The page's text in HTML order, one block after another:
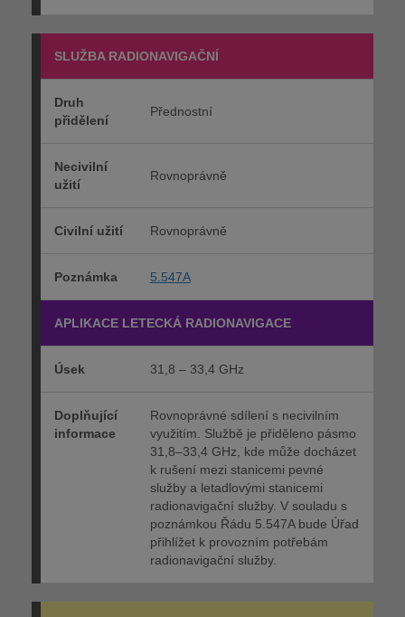
SLUŽBA RADIONAVIGAČNÍ
Druh
přidělení
Přednostní
Necivilní
užití
Rovnoprávně
Civilní užití Rovnoprávně
Poznámka 5.547A
APLIKACE LETECKÁ RADIONAVIGACE
Úsek 31,8 – 33,4 GHz
Doplňující
informace
Rovnoprávné sdílení s necivilním
využitím. Službě je přiděleno pásmo
31,8–33,4 GHz, kde může docházet
k rušení mezi stanicemi pevné
služby a letadlovými stanicemi
radionavigační služby. V souladu s
poznámkou Řádu 5.547A bude Úřad
přihlížet k provozním potřebám
radionavigační služby.